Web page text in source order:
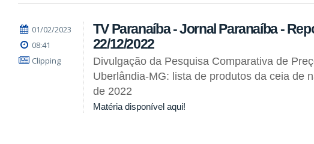
01/02/2023
08:41
Clipping
TV Paranaíba - Jornal Paranaíba -
22/12/2022
Divulgação da Pesquisa Comparativa de
Uberlândia-MG: lista de produtos da ceia de
de 2022
Matéria disponível aqui!